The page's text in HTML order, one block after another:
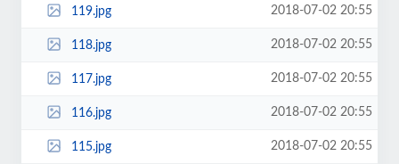
119.jpg 2018-07-02 20:55
118.jpg 2018-07-02 20:55
117.jpg 2018-07-02 20:55
116.jpg 2018-07-02 20:55
115.jpg 2018-07-02 20:55